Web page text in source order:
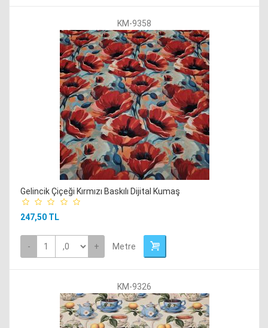
KM-9358
Gelincik Çiçeği Kırmızı Baskılı Dijital Kumaş
247,50 TL
- + Metre
KM-9326